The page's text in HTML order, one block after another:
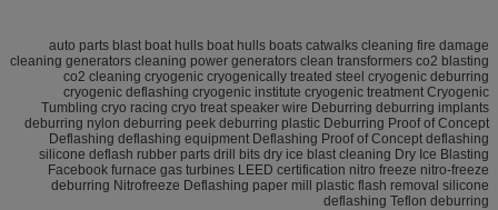
auto parts blast boat hulls boat hulls boats catwalks cleaning fire damage
cleaning generators cleaning power generators clean transformers co2 blasting
co2 cleaning cryogenic cryogenically treated steel cryogenic deburring
cryogenic deflashing cryogenic institute cryogenic treatment Cryogenic
Tumbling cryo racing cryo treat speaker wire Deburring deburring implants
deburring nylon deburring peek deburring plastic Deburring Proof of Concept
Deflashing deflashing equipment Deflashing Proof of Concept deflashing
silicone deflash rubber parts drill bits dry ice blast cleaning Dry Ice Blasting
Facebook furnace gas turbines LEED certification nitro freeze nitro-freeze
deburring Nitrofreeze Deflashing paper mill plastic flash removal silicone
deflashing Teflon deburring